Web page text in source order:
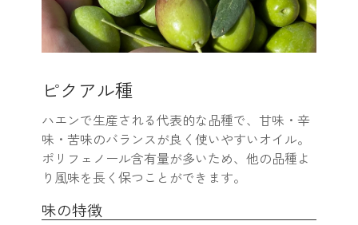
ピクアル種
ハエンで生産される代表的な品種で、甘味・辛
味・苦味のバランスが良く使いやすいオイル。
ポリフェノール含有量が多いため、他の品種よ
り風味を長く保つことができます。
味の特徴